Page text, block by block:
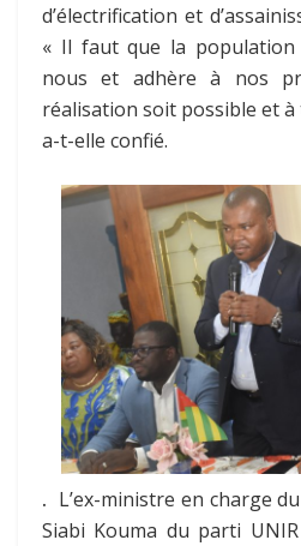
d’électrification et
« Il faut que la population
nous et adhère à nos
réalisation soit possible et
a-t-elle confié.
. L’ex-ministre en charge
Siabi Kouma du parti